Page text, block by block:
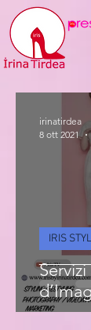
IRIS
irinatirdea
8 ott 2021